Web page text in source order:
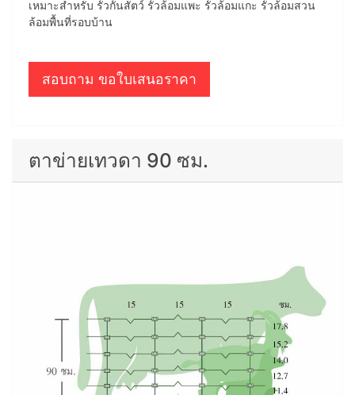
เหมาะสำหรับ รั้วกั้นสัตว์ รั้วล้อมแพะ รั้วล้อมแกะ รั้วล้อมสวน
ล้อมพื้นที่รอบบ้าน
สอบถาม ขอใบเสนอราคา
ตาข่ายเทวดา 90 ซม.